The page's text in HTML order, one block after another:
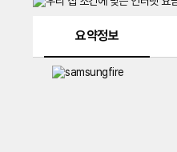
요약정보